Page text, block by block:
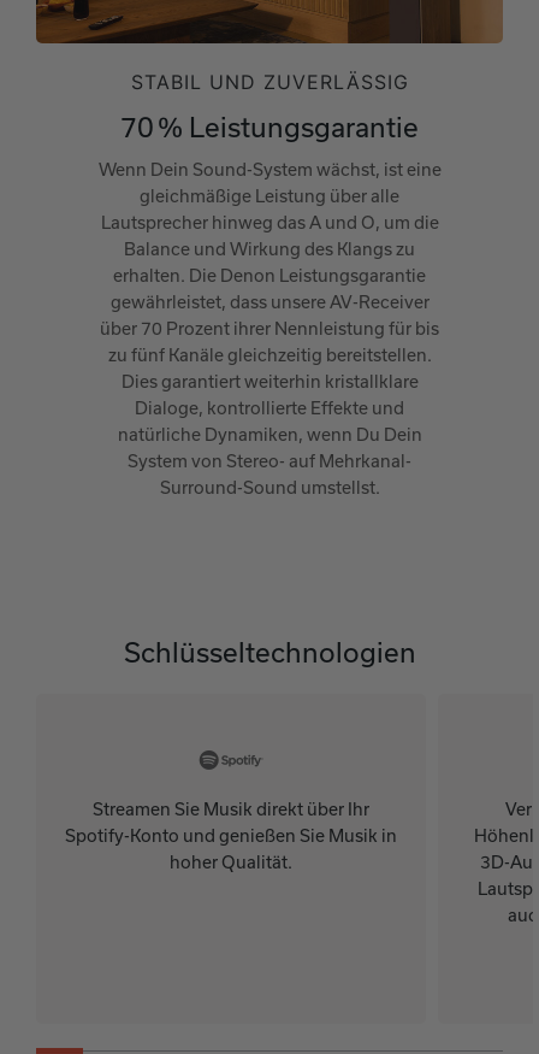
STABIL UND ZUVERLÄSSIG
70 % Leistungsgarantie
Wenn Dein Sound-System wächst, ist eine
gleichmäßige Leistung über alle
Lautsprecher hinweg das A und O, um die
Balance und Wirkung des Klangs zu
erhalten. Die Denon Leistungsgarantie
gewährleistet, dass unsere AV-Receiver
über 70 Prozent ihrer Nennleistung für bis
zu fünf Kanäle gleichzeitig bereitstellen.
Dies garantiert weiterhin kristallklare
Dialoge, kontrollierte Effekte und
natürliche Dynamiken, wenn Du Dein
System von Stereo- auf Mehrkanal-
Surround-Sound umstellst.
Schlüsseltechnologien
Streamen Sie Musik direkt über Ihr
Spotify-Konto und genießen Sie Musik in
hoher Qualität.
3D-